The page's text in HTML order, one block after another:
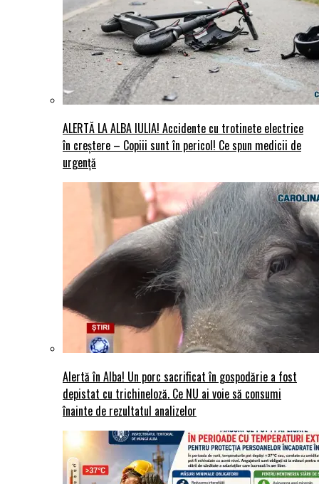
ALERTĂ LA ALBA IULIA! Accidente cu trotinete electrice
în creștere – Copiii sunt în pericol! Ce spun medicii de
urgență
Alertă în Alba! Un porc sacrificat în gospodărie a fost
depistat cu trichineloză. Ce NU ai voie să consumi
înainte de rezultatul analizelor